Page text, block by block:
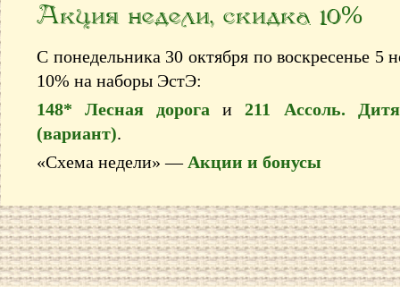
Акция недели, скидка 10%
С понедельника 30 октября по воскресенье 5
10% на наборы ЭстЭ:
148* Лесная дорога и211 Ассоль.
(вариант).
«Схема недели» — Акции и бонусы